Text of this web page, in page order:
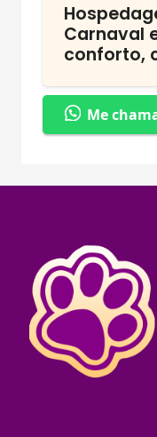
Carnaval
conforto,
Me